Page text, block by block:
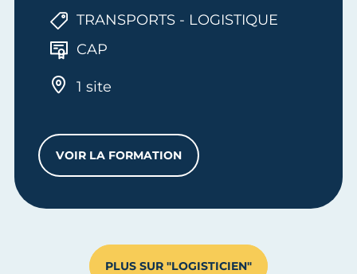
TRANSPORTS - LOGISTIQUE
CAP
1 site
VOIR LA FORMATIONCAP OPÉRATEUR.RICE LOGISTIQUE
PLUS SUR "LOGISTICIEN"